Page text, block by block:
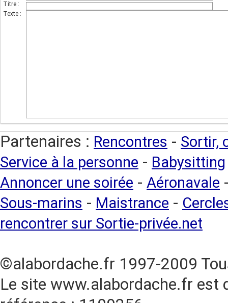
Titre :
Texte :
Partenaires : Rencontres - Sortir,
Service à la personne - Babysitting
Annoncer une soirée - Aéronavale
Sous-marins - Maistrance -
rencontrer sur Sortie-privée.net
©alabordache.fr 1997-2009
Le site www.alabordache.fr est